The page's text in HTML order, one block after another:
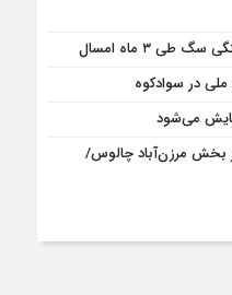
۳ ماه امسال
می‌شود
بخش مرزن‌آباد چالوس/